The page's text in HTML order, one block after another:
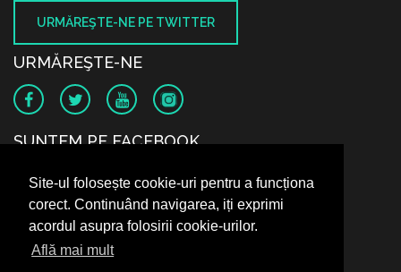
Site-ul folosește cookie-uri pentru a funcționa
corect. Continuând navigarea, iți exprimi
acordul asupra folosirii cookie-urilor.
Află mai mult
URMĂREŞTE-NE PE TWITTER
URMĂREŞTE-NE
SUNTEM PE FACEBOOK